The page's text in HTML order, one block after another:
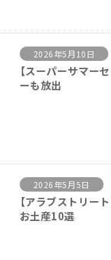
2026年5月10日
【スーパーサマー
ーも放出
2026年5月5日
【アラブストリー
お土産10選